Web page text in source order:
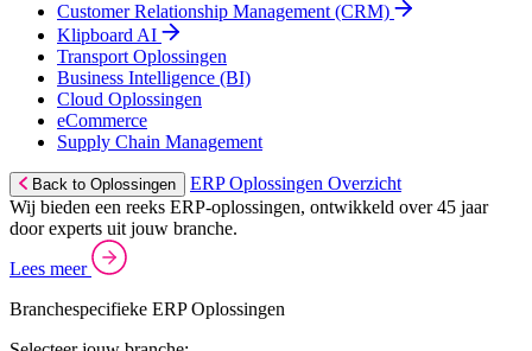
Customer Relationship Management (CRM)
Klipboard AI
Transport Oplossingen
Business Intelligence (BI)
Cloud Oplossingen
eCommerce
Supply Chain Management
Back to Oplossingen
ERP Oplossingen Overzicht
Wij bieden een reeks ERP-oplossingen, ontwikkeld over 45 jaar
door experts uit jouw branche.
Lees meer
Branchespecifieke ERP Oplossingen